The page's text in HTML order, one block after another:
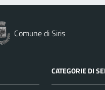
Comune di Siris
CATEGORIE DI